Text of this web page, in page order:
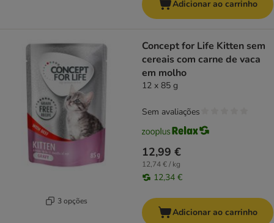
Adicionar ao carrinho
3 opções
Concept for Life Kitten sem
cereais com carne de vaca
em molho
12 x 85 g
12,99 €
12,74 € / kg
12,34 €
Sem avaliações
Adicionar ao carrinho